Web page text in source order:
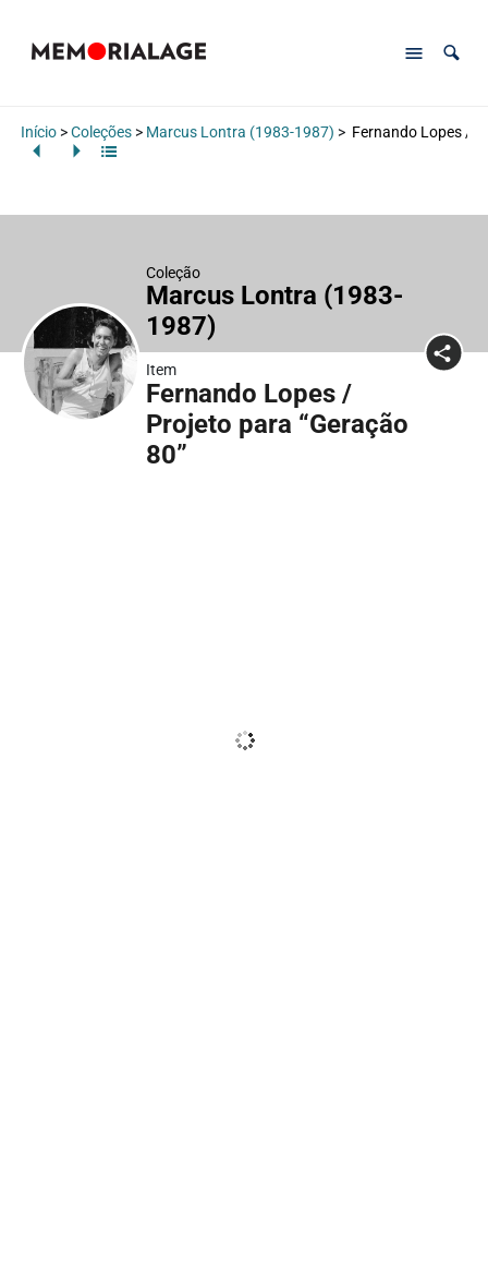
Início>Coleções> Marcus Lontra (1983-1987) > Fernando Lopes /
Coleção
Marcus Lontra (1983-
1987)
Item
Fernando Lopes /
Projeto para “Geração
80”